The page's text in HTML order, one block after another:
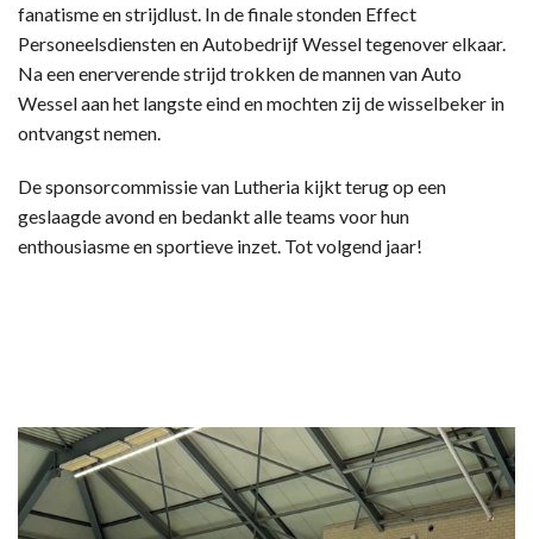
fanatisme en strijdlust. In de finale stonden Effect
Personeelsdiensten en Autobedrijf Wessel tegenover elkaar.
Na een enerverende strijd trokken de mannen van Auto
Wessel aan het langste eind en mochten zij de wisselbeker in
ontvangst nemen.
De sponsorcommissie van Lutheria kijkt terug op een
geslaagde avond en bedankt alle teams voor hun
enthousiasme en sportieve inzet. Tot volgend jaar!